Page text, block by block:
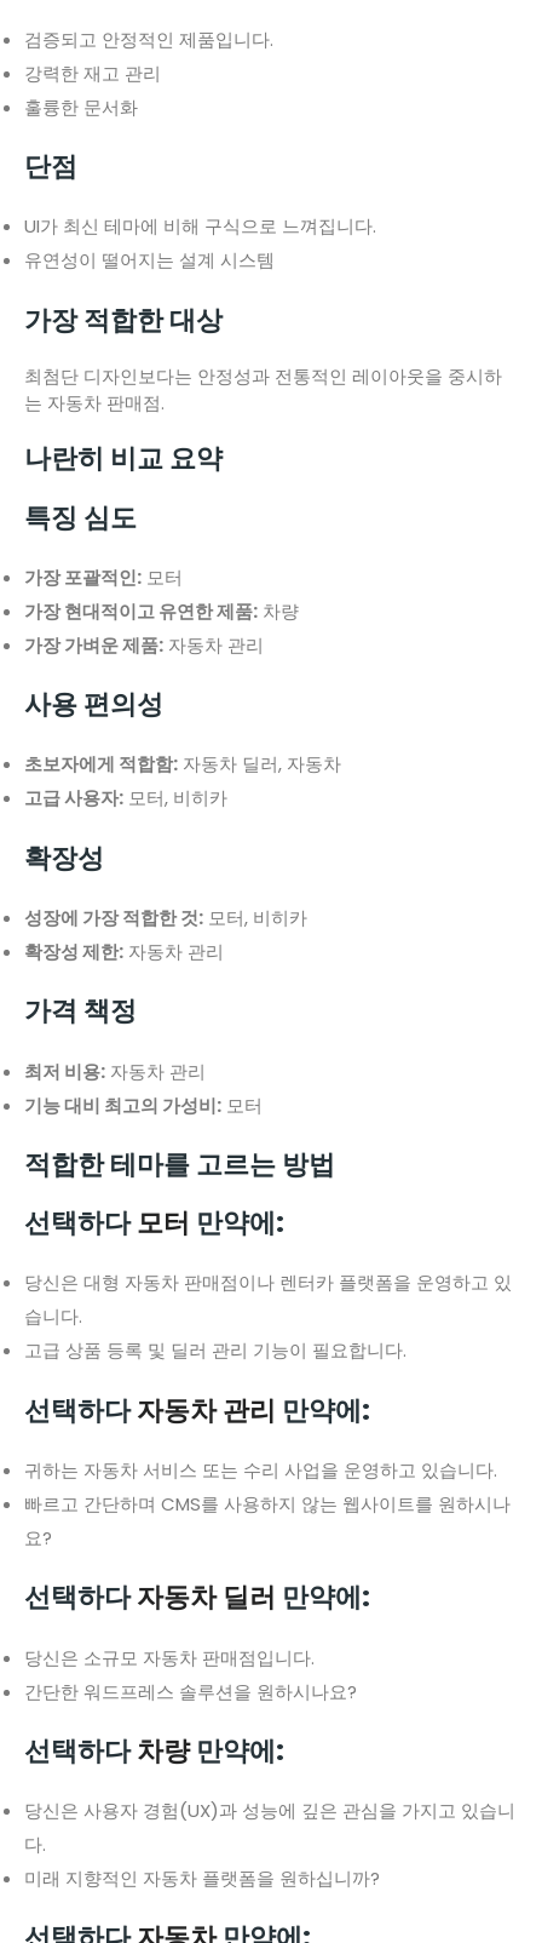
검증되고 안정적인 제품입니다.
강력한 재고 관리
훌륭한 문서화
단점
UI가 최신 테마에 비해 구식으로 느껴집니다.
유연성이 떨어지는 설계 시스템
가장 적합한 대상
최첨단 디자인보다는 안정성과 전통적인 레이아웃을 중시하
는 자동차 판매점.
나란히 비교 요약
특징 심도
가장 포괄적인: 모터
가장 현대적이고 유연한 제품: 차량
가장 가벼운 제품: 자동차 관리
사용 편의성
초보자에게 적합함: 자동차 딜러, 자동차
고급 사용자: 모터, 비히카
확장성
성장에 가장 적합한 것: 모터, 비히카
확장성 제한: 자동차 관리
가격 책정
최저 비용: 자동차 관리
기능 대비 최고의 가성비: 모터
적합한 테마를 고르는 방법
선택하다모터 만약에:
당신은 대형 자동차 판매점이나 렌터카 플랫폼을 운영하고 있
습니다.
고급 상품 등록 및 딜러 관리 기능이 필요합니다.
선택하다자동차 관리 만약에:
귀하는 자동차 서비스 또는 수리 사업을 운영하고 있습니다.
빠르고 간단하며 CMS를 사용하지 않는 웹사이트를 원하시나
요?
선택하다자동차 딜러 만약에:
당신은 소규모 자동차 판매점입니다.
간단한 워드프레스 솔루션을 원하시나요?
선택하다차량만약에:
당신은 사용자 경험(UX)과 성능에 깊은 관심을 가지고 있습니
다.
미래 지향적인 자동차 플랫폼을 원하십니까?